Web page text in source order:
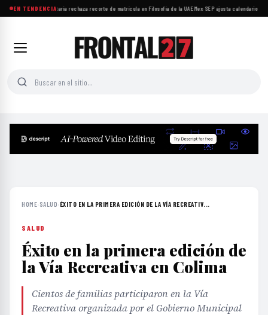
EN TENDENCIA
Comunidad universitaria rechaza recorte de matrícula en Filosofía de la UAEMex·SEP ajusta calendario
HOME› SALUD› ÉXITO EN LA PRIMERA EDICIÓN DE LA VÍA RECREATIV...
SALUD
Éxito en la primera edición de
la Vía Recreativa en Colima
Cientos de familias participaron en la Vía
Recreativa organizada por el Gobierno Municipal